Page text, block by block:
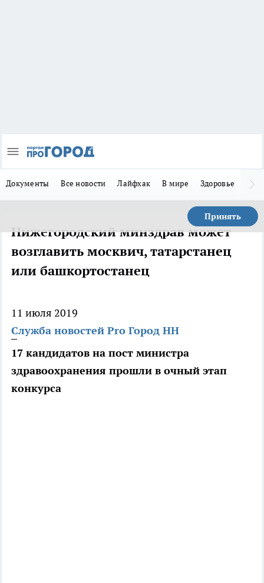
Документы Все новости Лайфхак В мире Здоровье
Принять
Нижегородский минздрав может
возглавить москвич, татарстанец
или башкортостанец
11 июля 2019
Служба новостей Pro Город НН
17 кандидатов на пост министра
здравоохранения прошли в очный этап
конкурса